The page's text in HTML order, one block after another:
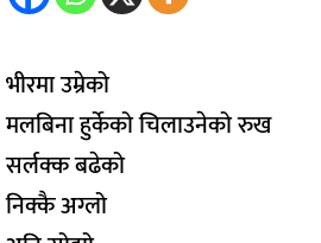
भीरमा उम्रेको
मलबिना हुर्केको चिलाउनेको रुख
सर्लक्क बढेको
निक्कै अग्लो